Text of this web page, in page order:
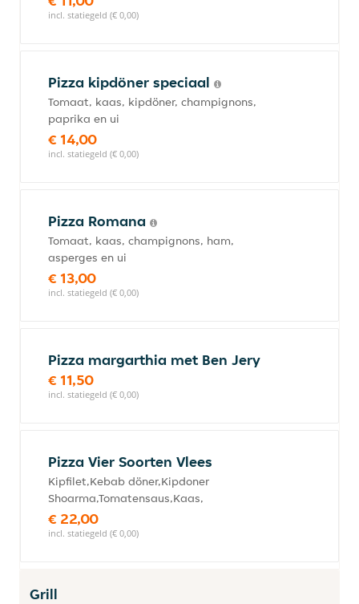
incl. statiegeld (€ 0,00)
Pizza kipdöner speciaal
Tomaat, kaas, kipdöner, champignons,
paprika en ui
€ 14,00
incl. statiegeld (€ 0,00)
Pizza Romana
Tomaat, kaas, champignons, ham,
asperges en ui
€ 13,00
incl. statiegeld (€ 0,00)
Pizza margarthia met Ben Jery
€ 11,50
incl. statiegeld (€ 0,00)
Pizza Vier Soorten Vlees
Kipfilet,Kebab döner,Kipdoner
Shoarma,Tomatensaus,Kaas,
€ 22,00
incl. statiegeld (€ 0,00)
Grill